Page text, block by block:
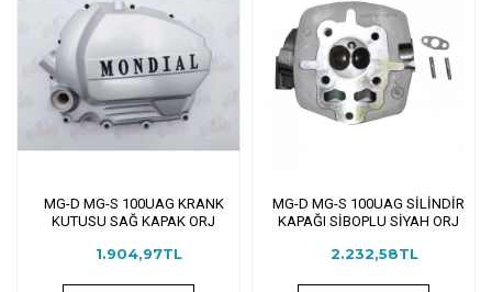
MG-D MG-S 100UAG KRANK
KUTUSU SAĞ KAPAK ORJ
1.904,97TL
MG-D MG-S 100UAG SİLİNDİR
KAPAĞI SİBOPLU SİYAH ORJ
2.232,58TL